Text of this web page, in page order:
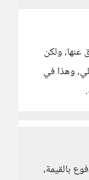
ولكن
وهذا في
بالقيمة،